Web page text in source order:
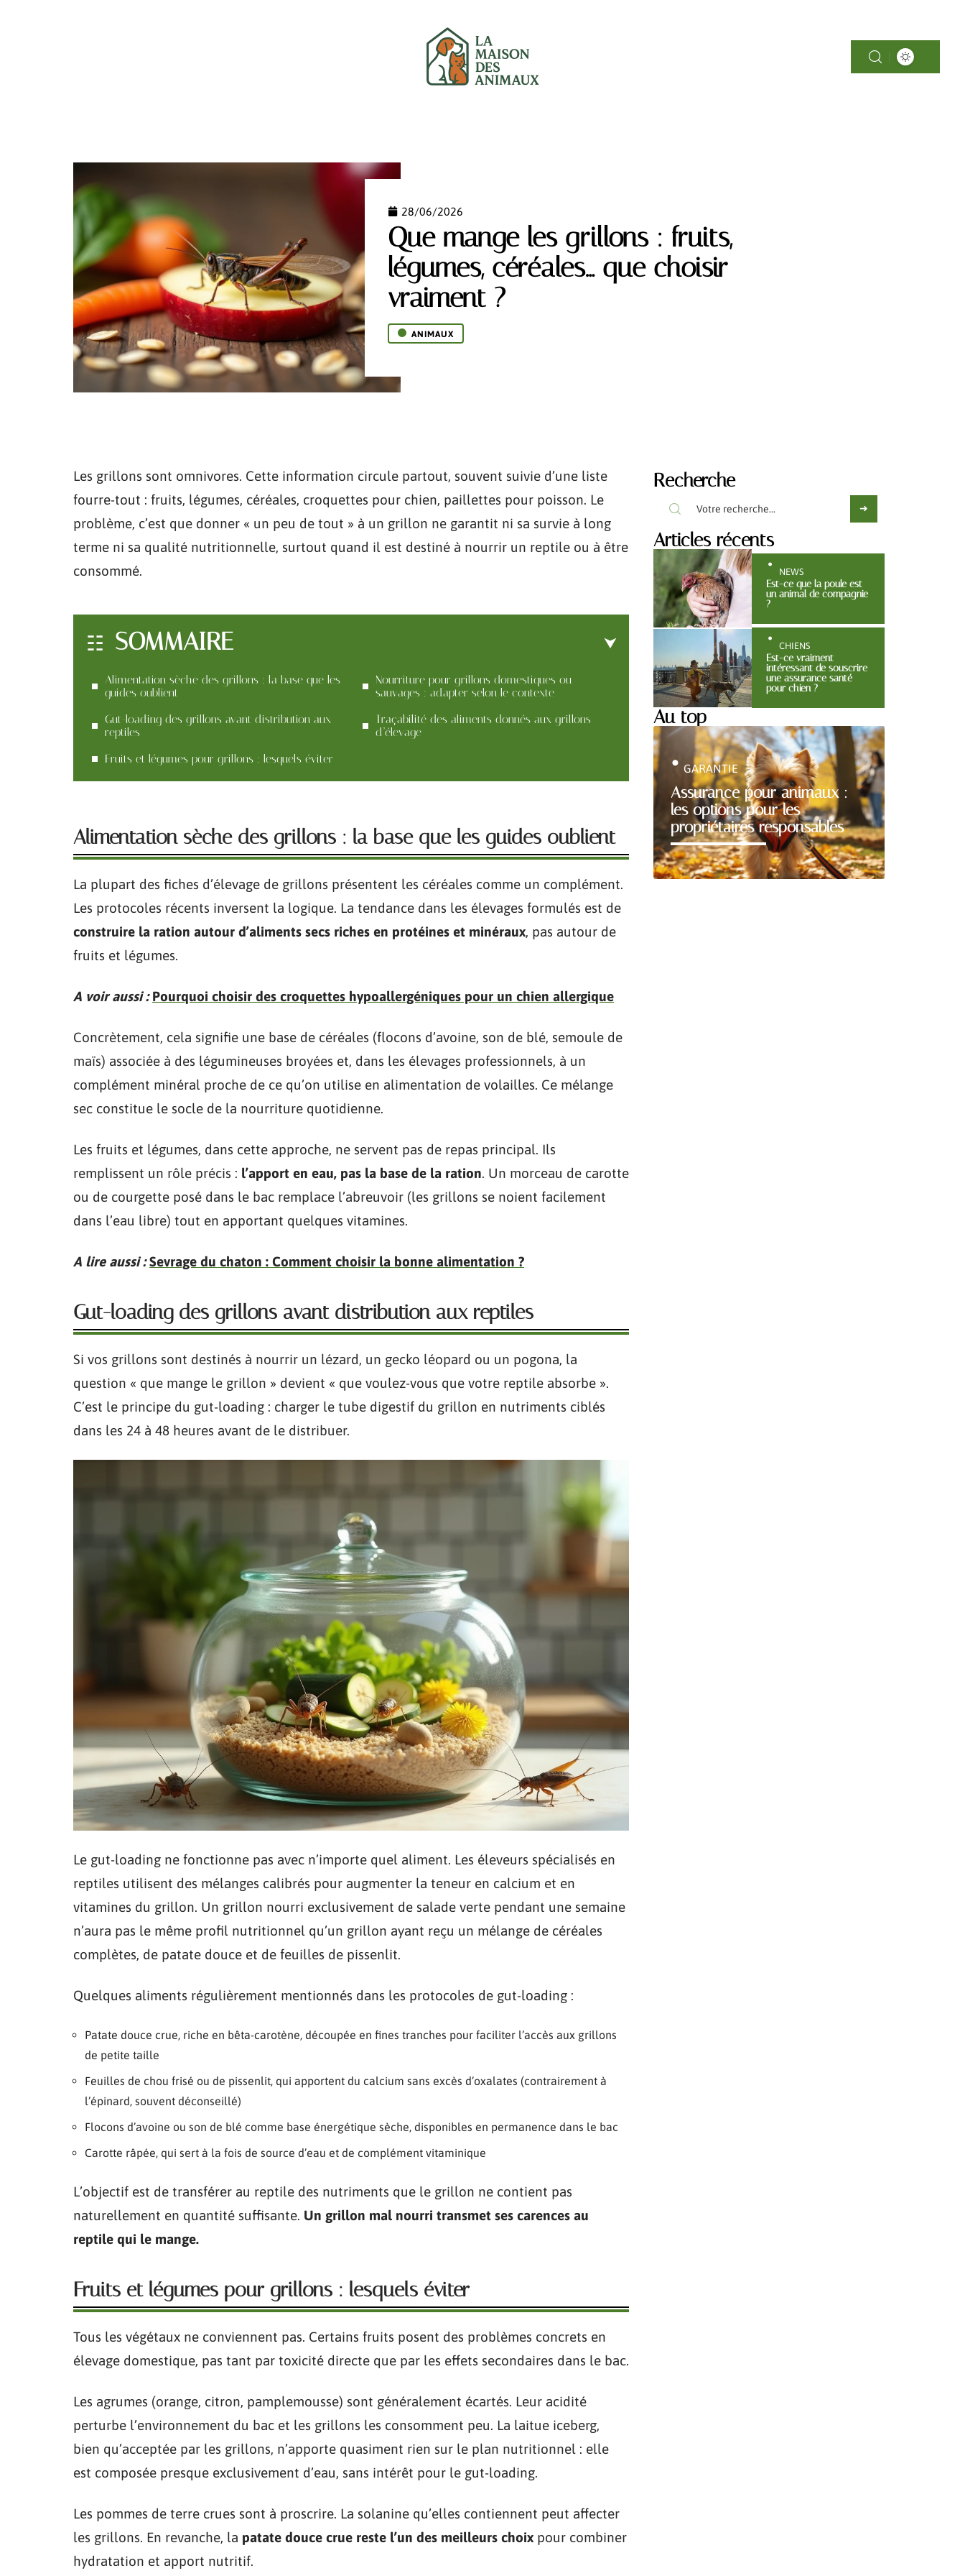
28/06/2026
Que mange les grillons : fruits,
légumes, céréales… que choisir
vraiment ?
ANIMAUX
Les grillons sont omnivores. Cette information circule partout, souvent suivie d’une liste
fourre-tout : fruits, légumes, céréales, croquettes pour chien, paillettes pour poisson. Le
problème, c’est que donner « un peu de tout » à un grillon ne garantit ni sa survie à long
terme ni sa qualité nutritionnelle, surtout quand il est destiné à nourrir un reptile ou à être
consommé.
SOMMAIRE
Alimentation sèche des grillons : la base que les
guides oublient
Gut-loading des grillons avant distribution aux
reptiles
Fruits et légumes pour grillons : lesquels éviter
Nourriture pour grillons domestiques ou
sauvages : adapter selon le contexte
Traçabilité des aliments donnés aux grillons
d’élevage
Alimentation sèche des grillons : la base que les guides oublient
La plupart des fiches d’élevage de grillons présentent les céréales comme un complément.
Les protocoles récents inversent la logique. La tendance dans les élevages formulés est de
construire la ration autour d’aliments secs riches en protéines et minéraux, pas autour de
fruits et légumes.
A voir aussi : Pourquoi choisir des croquettes hypoallergéniques pour un chien allergique
Concrètement, cela signifie une base de céréales (flocons d’avoine, son de blé, semoule de
maïs) associée à des légumineuses broyées et, dans les élevages professionnels, à un
complément minéral proche de ce qu’on utilise en alimentation de volailles. Ce mélange
sec constitue le socle de la nourriture quotidienne.
Les fruits et légumes, dans cette approche, ne servent pas de repas principal. Ils
remplissent un rôle précis : l’apport en eau, pas la base de la ration. Un morceau de carotte
ou de courgette posé dans le bac remplace l’abreuvoir (les grillons se noient facilement
dans l’eau libre) tout en apportant quelques vitamines.
A lire aussi : Sevrage du chaton : Comment choisir la bonne alimentation ?
Gut-loading des grillons avant distribution aux reptiles
Si vos grillons sont destinés à nourrir un lézard, un gecko léopard ou un pogona, la
question « que mange le grillon » devient « que voulez-vous que votre reptile absorbe ».
C’est le principe du gut-loading : charger le tube digestif du grillon en nutriments ciblés
dans les 24 à 48 heures avant de le distribuer.
Le gut-loading ne fonctionne pas avec n’importe quel aliment. Les éleveurs spécialisés en
reptiles utilisent des mélanges calibrés pour augmenter la teneur en calcium et en
vitamines du grillon. Un grillon nourri exclusivement de salade verte pendant une semaine
n’aura pas le même profil nutritionnel qu’un grillon ayant reçu un mélange de céréales
complètes, de patate douce et de feuilles de pissenlit.
Quelques aliments régulièrement mentionnés dans les protocoles de gut-loading :
Patate douce crue, riche en bêta-carotène, découpée en fines tranches pour faciliter l’accès aux grillons
de petite taille
Feuilles de chou frisé ou de pissenlit, qui apportent du calcium sans excès d’oxalates (contrairement à
l’épinard, souvent déconseillé)
Flocons d’avoine ou son de blé comme base énergétique sèche, disponibles en permanence dans le bac
Carotte râpée, qui sert à la fois de source d’eau et de complément vitaminique
L’objectif est de transférer au reptile des nutriments que le grillon ne contient pas
naturellement en quantité suffisante. Un grillon mal nourri transmet ses carences au
reptile qui le mange.
Fruits et légumes pour grillons : lesquels éviter
Tous les végétaux ne conviennent pas. Certains fruits posent des problèmes concrets en
élevage domestique, pas tant par toxicité directe que par les effets secondaires dans le bac.
Les agrumes (orange, citron, pamplemousse) sont généralement écartés. Leur acidité
perturbe l’environnement du bac et les grillons les consomment peu. La laitue iceberg,
bien qu’acceptée par les grillons, n’apporte quasiment rien sur le plan nutritionnel : elle
est composée presque exclusivement d’eau, sans intérêt pour le gut-loading.
Les pommes de terre crues sont à proscrire. La solanine qu’elles contiennent peut affecter
les grillons. En revanche, la patate douce crue reste l’un des meilleurs choix pour combiner
hydratation et apport nutritif.
Recherche
Articles récents
NEWS
Est-ce que la poule est
un animal de compagnie
?
CHIENS
Est-ce vraiment
intéressant de souscrire
une assurance santé
pour chien ?
Au top
Assurance pour animaux :
les options pour les
propriétaires responsables
GARANTIE